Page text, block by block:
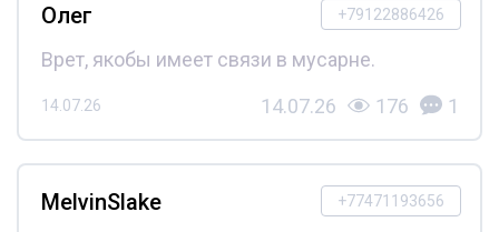
+79122886426
Олег
Врет, якобы имеет связи в мусарне.
14.07.26 14.07.26 176 1
+77471193656
MelvinSlake